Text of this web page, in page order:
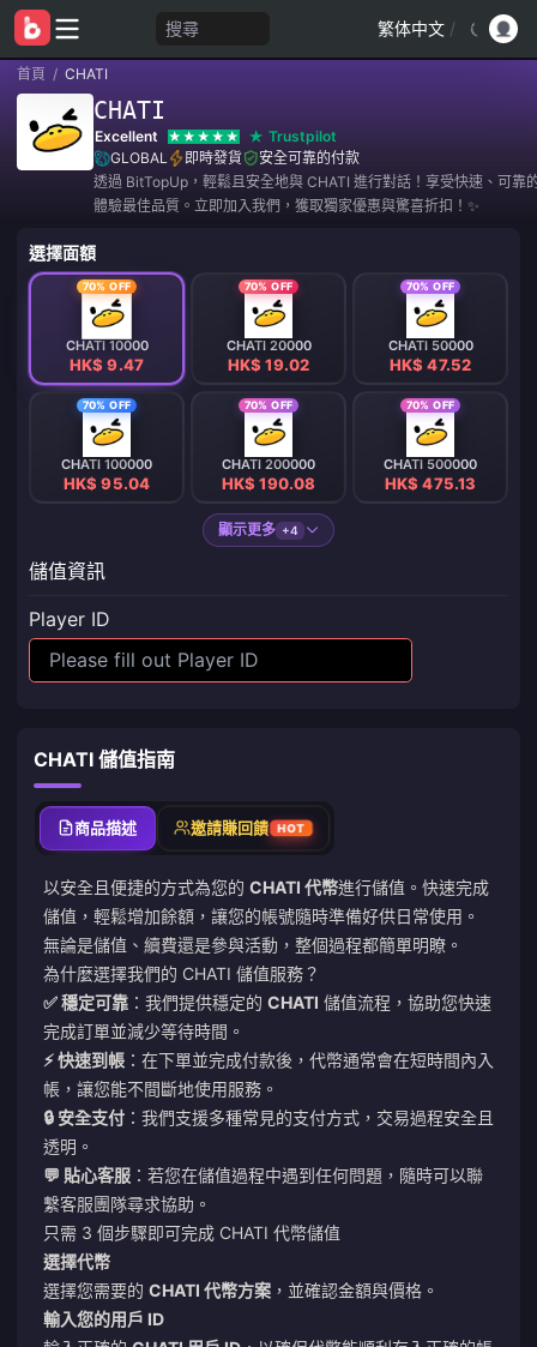
搜尋 繁体中文 /
首頁 / CHATI
CHATI
Excellent
Trustpilot
GLOBAL
即時發貨
安全可靠的付款
透過 BitTopUp，輕鬆且安全地與 CHATI 進行對話！享受快速、可靠
體驗最佳品質。立即加入我們，獲取獨家優惠與驚喜折扣！✨
選擇面額
70% OFF
CHATI 10000
HK$ 9.47
70% OFF
CHATI 20000
HK$ 19.02
70% OFF
CHATI 50000
HK$ 47.52
70% OFF
CHATI 100000
HK$ 95.04
70% OFF
CHATI 200000
HK$ 190.08
70% OFF
CHATI 500000
HK$ 475.13
顯示更多 +4
儲值資訊
Player ID
CHATI 儲值指南
商品描述 邀請賺回饋 HOT
以安全且便捷的方式為您的 CHATI 代幣進行儲值。快速完成
儲值，輕鬆增加餘額，讓您的帳號隨時準備好供日常使用。
無論是儲值、續費還是參與活動，整個過程都簡單明瞭。
為什麼選擇我們的 CHATI 儲值服務？
✅ 穩定可靠 ：我們提供穩定的 CHATI 儲值流程，協助您快速
完成訂單並減少等待時間。
⚡ 快速到帳 ：在下單並完成付款後，代幣通常會在短時間內入
帳，讓您能不間斷地使用服務。
🔒 安全支付 ：我們支援多種常見的支付方式，交易過程安全且
透明。
💬 貼心客服 ：若您在儲值過程中遇到任何問題，隨時可以聯
繫客服團隊尋求協助。
只需 3 個步驟即可完成 CHATI 代幣儲值
選擇代幣
選擇您需要的 CHATI 代幣方案 ，並確認金額與價格。
輸入您的用戶 ID